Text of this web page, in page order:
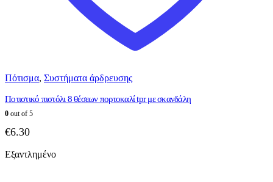
Πότισμα, Συστήματα άρδρευσης
Ποτιστικό πιστόλι 8 θέσεων πορτοκαλί tpr με σκανδάλη
0 out of 5
€6.30
Εξαντλημένο